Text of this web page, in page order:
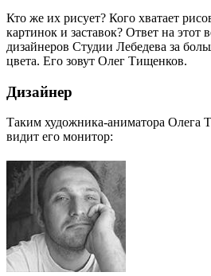
Кто же их рисует? Кого хватает
картинок и заставок? Ответ на этот
дизайнеров Студии Лебедева за
цвета. Его зовут Олег Тищенков.
Дизайнер
Таким художника-аниматора Олега
видит его монитор: